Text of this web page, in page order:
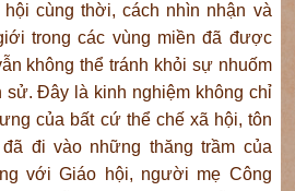
cùng thời, cách nhìn nhận và
trong các vùng miền đã được
không thể tránh khỏi sự nhuốm
sử. Đây là kinh nghiệm không chỉ
của bất cứ thể chế xã hội, tôn
đi vào những thăng trầm của
với Giáo hội, người mẹ Công